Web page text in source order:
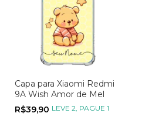
Capa para Xiaomi Redmi
9A Wish Amor de Mel
R$39,90 LEVE 2, PAGUE 1